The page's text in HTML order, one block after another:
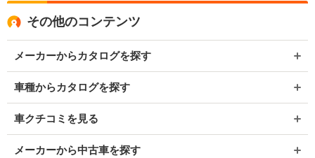
その他のコンテンツ
メーカーからカタログを探す
車種からカタログを探す
車クチコミを見る
メーカーから中古車を探す